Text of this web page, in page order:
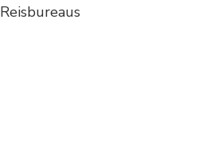
Reisbureaus